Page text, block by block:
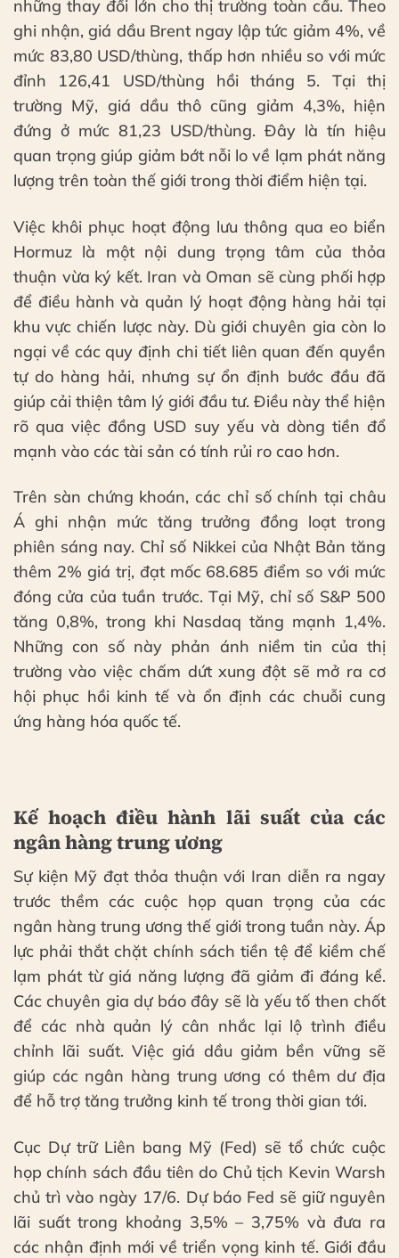
những thay đổi lớn cho thị trường toàn cầu. Theo
ghi nhận, giá dầu Brent ngay lập tức giảm 4%, về
mức 83,80 USD/thùng, thấp hơn nhiều so với mức
đỉnh 126,41 USD/thùng hồi tháng 5. Tại thị
trường Mỹ, giá dầu thô cũng giảm 4,3%, hiện
đứng ở mức 81,23 USD/thùng. Đây là tín hiệu
quan trọng giúp giảm bớt nỗi lo về lạm phát năng
lượng trên toàn thế giới trong thời điểm hiện tại.
Việc khôi phục hoạt động lưu thông qua eo biển
Hormuz là một nội dung trọng tâm của thỏa
thuận vừa ký kết. Iran và Oman sẽ cùng phối hợp
để điều hành và quản lý hoạt động hàng hải tại
khu vực chiến lược này. Dù giới chuyên gia còn lo
ngại về các quy định chi tiết liên quan đến quyền
tự do hàng hải, nhưng sự ổn định bước đầu đã
giúp cải thiện tâm lý giới đầu tư. Điều này thể hiện
rõ qua việc đồng USD suy yếu và dòng tiền đổ
mạnh vào các tài sản có tính rủi ro cao hơn.
Trên sàn chứng khoán, các chỉ số chính tại châu
Á ghi nhận mức tăng trưởng đồng loạt trong
phiên sáng nay. Chỉ số Nikkei của Nhật Bản tăng
thêm 2% giá trị, đạt mốc 68.685 điểm so với mức
đóng cửa của tuần trước. Tại Mỹ, chỉ số S&P 500
tăng 0,8%, trong khi Nasdaq tăng mạnh 1,4%.
Những con số này phản ánh niềm tin của thị
trường vào việc chấm dứt xung đột sẽ mở ra cơ
hội phục hồi kinh tế và ổn định các chuỗi cung
ứng hàng hóa quốc tế.
Kế hoạch điều hành lãi suất của các
ngân hàng trung ương
Sự kiện Mỹ đạt thỏa thuận với Iran diễn ra ngay
trước thềm các cuộc họp quan trọng của các
ngân hàng trung ương thế giới trong tuần này. Áp
lực phải thắt chặt chính sách tiền tệ để kiềm chế
lạm phát từ giá năng lượng đã giảm đi đáng kể.
Các chuyên gia dự báo đây sẽ là yếu tố then chốt
để các nhà quản lý cân nhắc lại lộ trình điều
chỉnh lãi suất. Việc giá dầu giảm bền vững sẽ
giúp các ngân hàng trung ương có thêm dư địa
để hỗ trợ tăng trưởng kinh tế trong thời gian tới.
Cục Dự trữ Liên bang Mỹ (Fed) sẽ tổ chức cuộc
họp chính sách đầu tiên do Chủ tịch Kevin Warsh
chủ trì vào ngày 17/6. Dự báo Fed sẽ giữ nguyên
lãi suất trong khoảng 3,5% – 3,75% và đưa ra
các nhận định mới về triển vọng kinh tế. Giới đầu